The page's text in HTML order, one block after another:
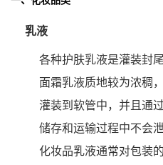
乳液
各种护肤乳液是灌装封
面霜乳液质地较为浓稠
灌装到软管中，并且通
储存和运输过程中不会泄
化妆品乳液通常对包装